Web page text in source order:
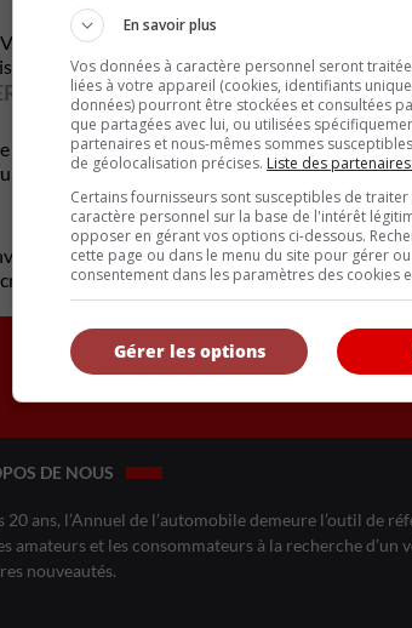
Energy observe une forte hausse de la
de tirer son épingle du jeu à court terme.
QUÉBÉCOISE
Québec, fragilisée cette année par
à Bécancour.
le Québec, mais surtout envers les
plutôt que sur les véhicules finis
Inscrivez vous à
DE NOUS
20 ans, l’Annuel de l’automobile demeure l’outil de
amateurs et les consommateurs à la recherche d’un
nouveautés.
En savoir plus
Vos données à caractère personnel seront
liées à votre appareil (cookies, identifiants
données) pourront être stockées et consultées
que partagées avec lui, ou utilisées
partenaires et nous-mêmes sommes
de géolocalisation précises. Liste des partenaires.
Certains fournisseurs sont susceptibles de traiter
caractère personnel sur la base de l'intérêt
opposer en gérant vos options ci-dessous.
cette page ou dans le menu du site pour gérer
consentement dans les paramètres des cookies
Gérer les options